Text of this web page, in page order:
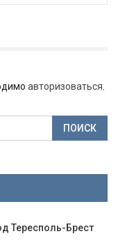
авторизоваться
Тересполь-Брест